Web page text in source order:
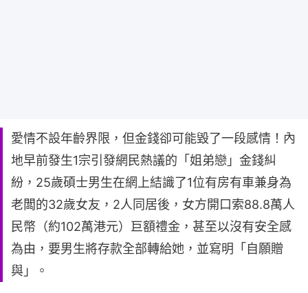
愛情不設年齡界限，但金錢卻可能毀了一段感情！內
地早前發生1宗引發網民熱議的「姐弟戀」金錢糾
紛，25歲碩士男生在網上結識了1位有房有車兼身為
老闆的32歲女友，2人同居後，女方開口索88.8萬人
民幣（約102萬港元）巨額禮金，甚至以沒有安全感
為由，要男生將存款全部轉給她，並寫明「自願贈
與」。